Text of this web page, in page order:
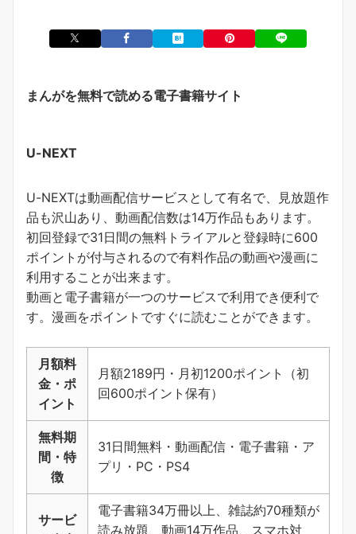
まんがを無料で読める電子書籍サイト
U-NEXT
U-NEXTは動画配信サービスとして有名で、見放題作
品も沢山あり、動画配信数は14万作品もあります。
初回登録で31日間の無料トライアルと登録時に600
ポイントが付与されるので有料作品の動画や漫画に
利用することが出来ます。
動画と電子書籍が一つのサービスで利用でき便利で
す。 漫画をポイントですぐに読むことができます。
月額料
金・ポ
イント
月額2189円・月初1200ポイント（初
回600ポイント保有）
無料期
間・特
徴
31日間無料・動画配信・電子書籍・ア
プリ・PC・PS4
サービ
電子書籍34万冊以上、雑誌約70種類が
読み放題、動画14万作品、スマホ対